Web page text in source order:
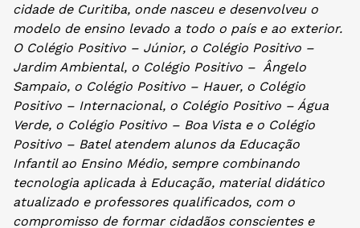
cidade de Curitiba, onde nasceu e desenvolveu o
modelo de ensino levado a todo o país e ao exterior.
O Colégio Positivo – Júnior, o Colégio Positivo –
Jardim Ambiental, o Colégio Positivo – Ângelo
Sampaio, o Colégio Positivo – Hauer, o Colégio
Positivo – Internacional, o Colégio Positivo – Água
Verde, o Colégio Positivo – Boa Vista e o Colégio
Positivo – Batel atendem alunos da Educação
Infantil ao Ensino Médio, sempre combinando
tecnologia aplicada à Educação, material didático
atualizado e professores qualificados, com o
compromisso de formar cidadãos conscientes e